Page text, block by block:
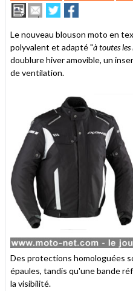
ImprimerEnvoyer
cet
à
un
ami
Partager
sur
sur
Le nouveau blouson moto en
polyvalent et adapté "à toutes
doublure hiver amovible, un
de ventilation.
Des protections homologuées
épaules, tandis qu'une bande
la visibilité.